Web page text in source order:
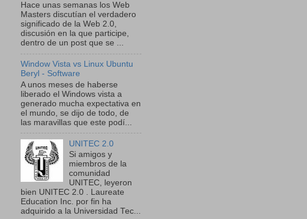
Hace unas semanas los Web
Masters discutían el verdadero
significado de la Web 2.0,
discusión en la que participe,
dentro de un post que se ...
Window Vista vs Linux Ubuntu
Beryl - Software
A unos meses de haberse
liberado el Windows vista a
generado mucha expectativa en
el mundo, se dijo de todo, de
las maravillas que este podí...
UNITEC 2.0
Si amigos y
miembros de la
comunidad
UNITEC, leyeron
bien UNITEC 2.0 . Laureate
Education Inc. por fin ha
adquirido a la Universidad Tec...